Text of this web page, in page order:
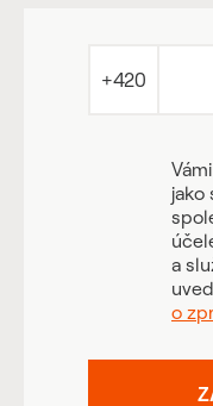
+420
jako
a
o